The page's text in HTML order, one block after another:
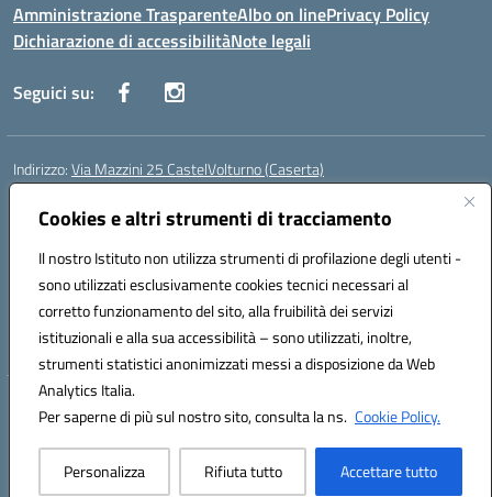
Cookies e altri strumenti di tracciamento
Il nostro Istituto non utilizza strumenti di profilazione degli utenti -
sono utilizzati esclusivamente cookies tecnici necessari al
corretto funzionamento del sito, alla fruibilità dei servizi
istituzionali e alla sua accessibilità – sono utilizzati, inoltre,
strumenti statistici anonimizzati messi a disposizione da Web
Analytics Italia.
Per saperne di più sul nostro sito, consulta la ns. Cookie Policy.
Personalizza Rifiuta tutto Accettare tutto
Amministrazione TrasparenteAlbo on linePrivacy Policy
Dichiarazione di accessibilitàNote legali
Seguici su:
Indirizzo:Via Mazzini 25 CastelVolturno (Caserta)
Centralino:
Posta elettronica certificata (PEC):ceis014005@pec.istruzione.it
Codice fiscale: 93063510619
Codice meccanografico:CEIS014005
Codice Indice delle Pubbliche Amministrazioni (IPA): istsc_ceis014005
Codice unico di fatturazione (CUF): UOU8EW
Hosting & Powered by 3D Solution S.r.l.
Concept & Design by Designers Italia